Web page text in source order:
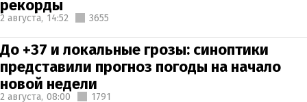
рекорды
2 августа, 14:52 3655
До +37 и локальные грозы: синоптики
представили прогноз погоды на начало
новой недели
2 августа, 08:00 1791